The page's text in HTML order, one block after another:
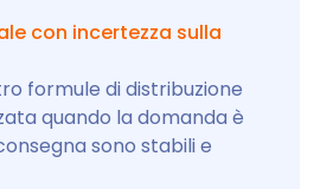
con incertezza sulla
formule di distribuzione
quando la domanda è
sono stabili e